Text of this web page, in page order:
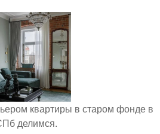
квартиры в старом фонде в
делимся.